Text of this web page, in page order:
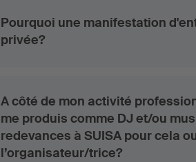
Pourquoi une manifestation
privée?
A côté de mon activité
me produis comme DJ et/ou
redevances à SUISA pour cela
l’organisateur/trice?